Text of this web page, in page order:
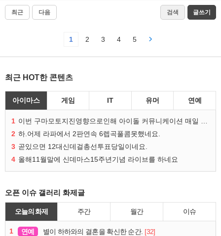
최근 다음 검색 글쓰기
1 2 3 4 5
최근 HOT한 콘텐츠
아이마스 게임 IT 유머 연예
1
2 하.어제 라파에서 2판연속 6렙곡풀콤못했네요.
3 곧있으면 12대신데걸총선투표당일이네요.
4 올해11월말에 신데마스15주년기념 라이브를 하네요
오픈 이슈 갤러리 화제글
오늘의 화제 주간 월간 이슈
1 연예 별이 하하와의 결혼을 확신한 순간. [32]